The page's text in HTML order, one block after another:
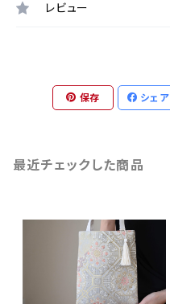
レビュー
保存 シェア
最近チェックした商品